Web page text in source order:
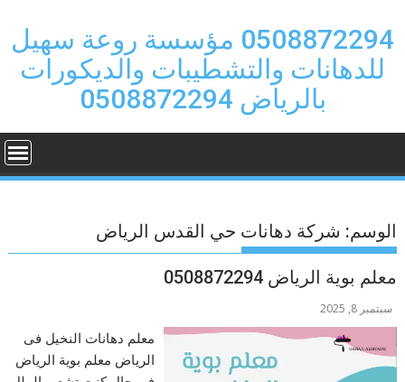
content
0508872294 مؤسسة روعة سهيل
للدهانات والتشطيبات والديكورات
بالرياض 0508872294
الوسم: شركة دهانات حي القدس الرياض
معلم بوية الرياض 0508872294
سبتمبر 8, 2025
معلم دهانات النخيل فى
الرياض معلم بوية الرياض